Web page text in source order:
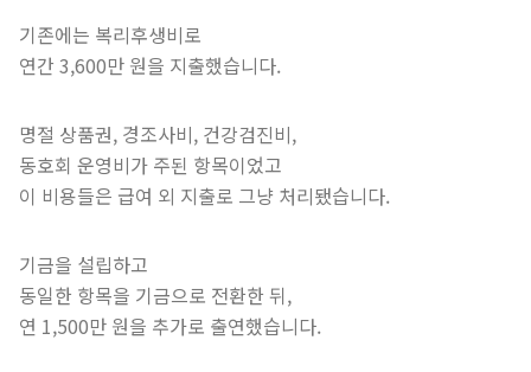
기존에는 복리후생비로
연간 3,600만 원을 지출했습니다.
명절 상품권, 경조사비, 건강검진비,
동호회 운영비가 주된 항목이었고
이 비용들은 급여 외 지출로 그냥 처리됐습니다.
기금을 설립하고
동일한 항목을 기금으로 전환한 뒤,
연 1,500만 원을 추가로 출연했습니다.